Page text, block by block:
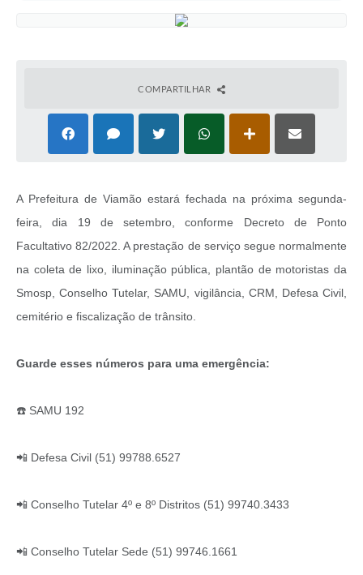
COMPARTILHAR
A Prefeitura de Viamão estará fechada na próxima segunda-
feira, dia 19 de setembro, conforme Decreto de Ponto
Facultativo 82/2022. A prestação de serviço segue normalmente
na coleta de lixo, iluminação pública, plantão de motoristas da
Smosp, Conselho Tutelar, SAMU, vigilância, CRM, Defesa Civil,
cemitério e fiscalização de trânsito.
Guarde esses números para uma emergência:
☎️ SAMU 192
📲 Defesa Civil (51) 99788.6527
📲 Conselho Tutelar 4º e 8º Distritos (51) 99740.3433
📲 Conselho Tutelar Sede (51) 99746.1661